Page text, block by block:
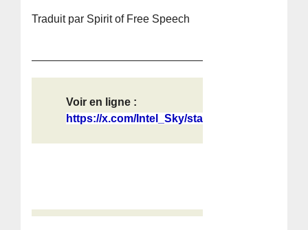
Traduit par Spirit of Free Speech
Voir en ligne :
https://x.com/Intel_Sky/status/2068...